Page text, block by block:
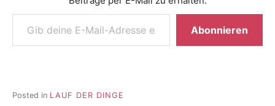
Gib deine E-Mail-Adresse ein ...
Abonnieren
Posted in LAUF DER DINGE